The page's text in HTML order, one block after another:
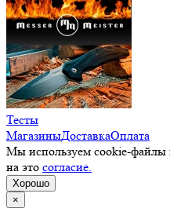
Тесты
МагазиныДоставкаОплата
Мы используем cookie-файлы
на это согласие.
Хорошо
×